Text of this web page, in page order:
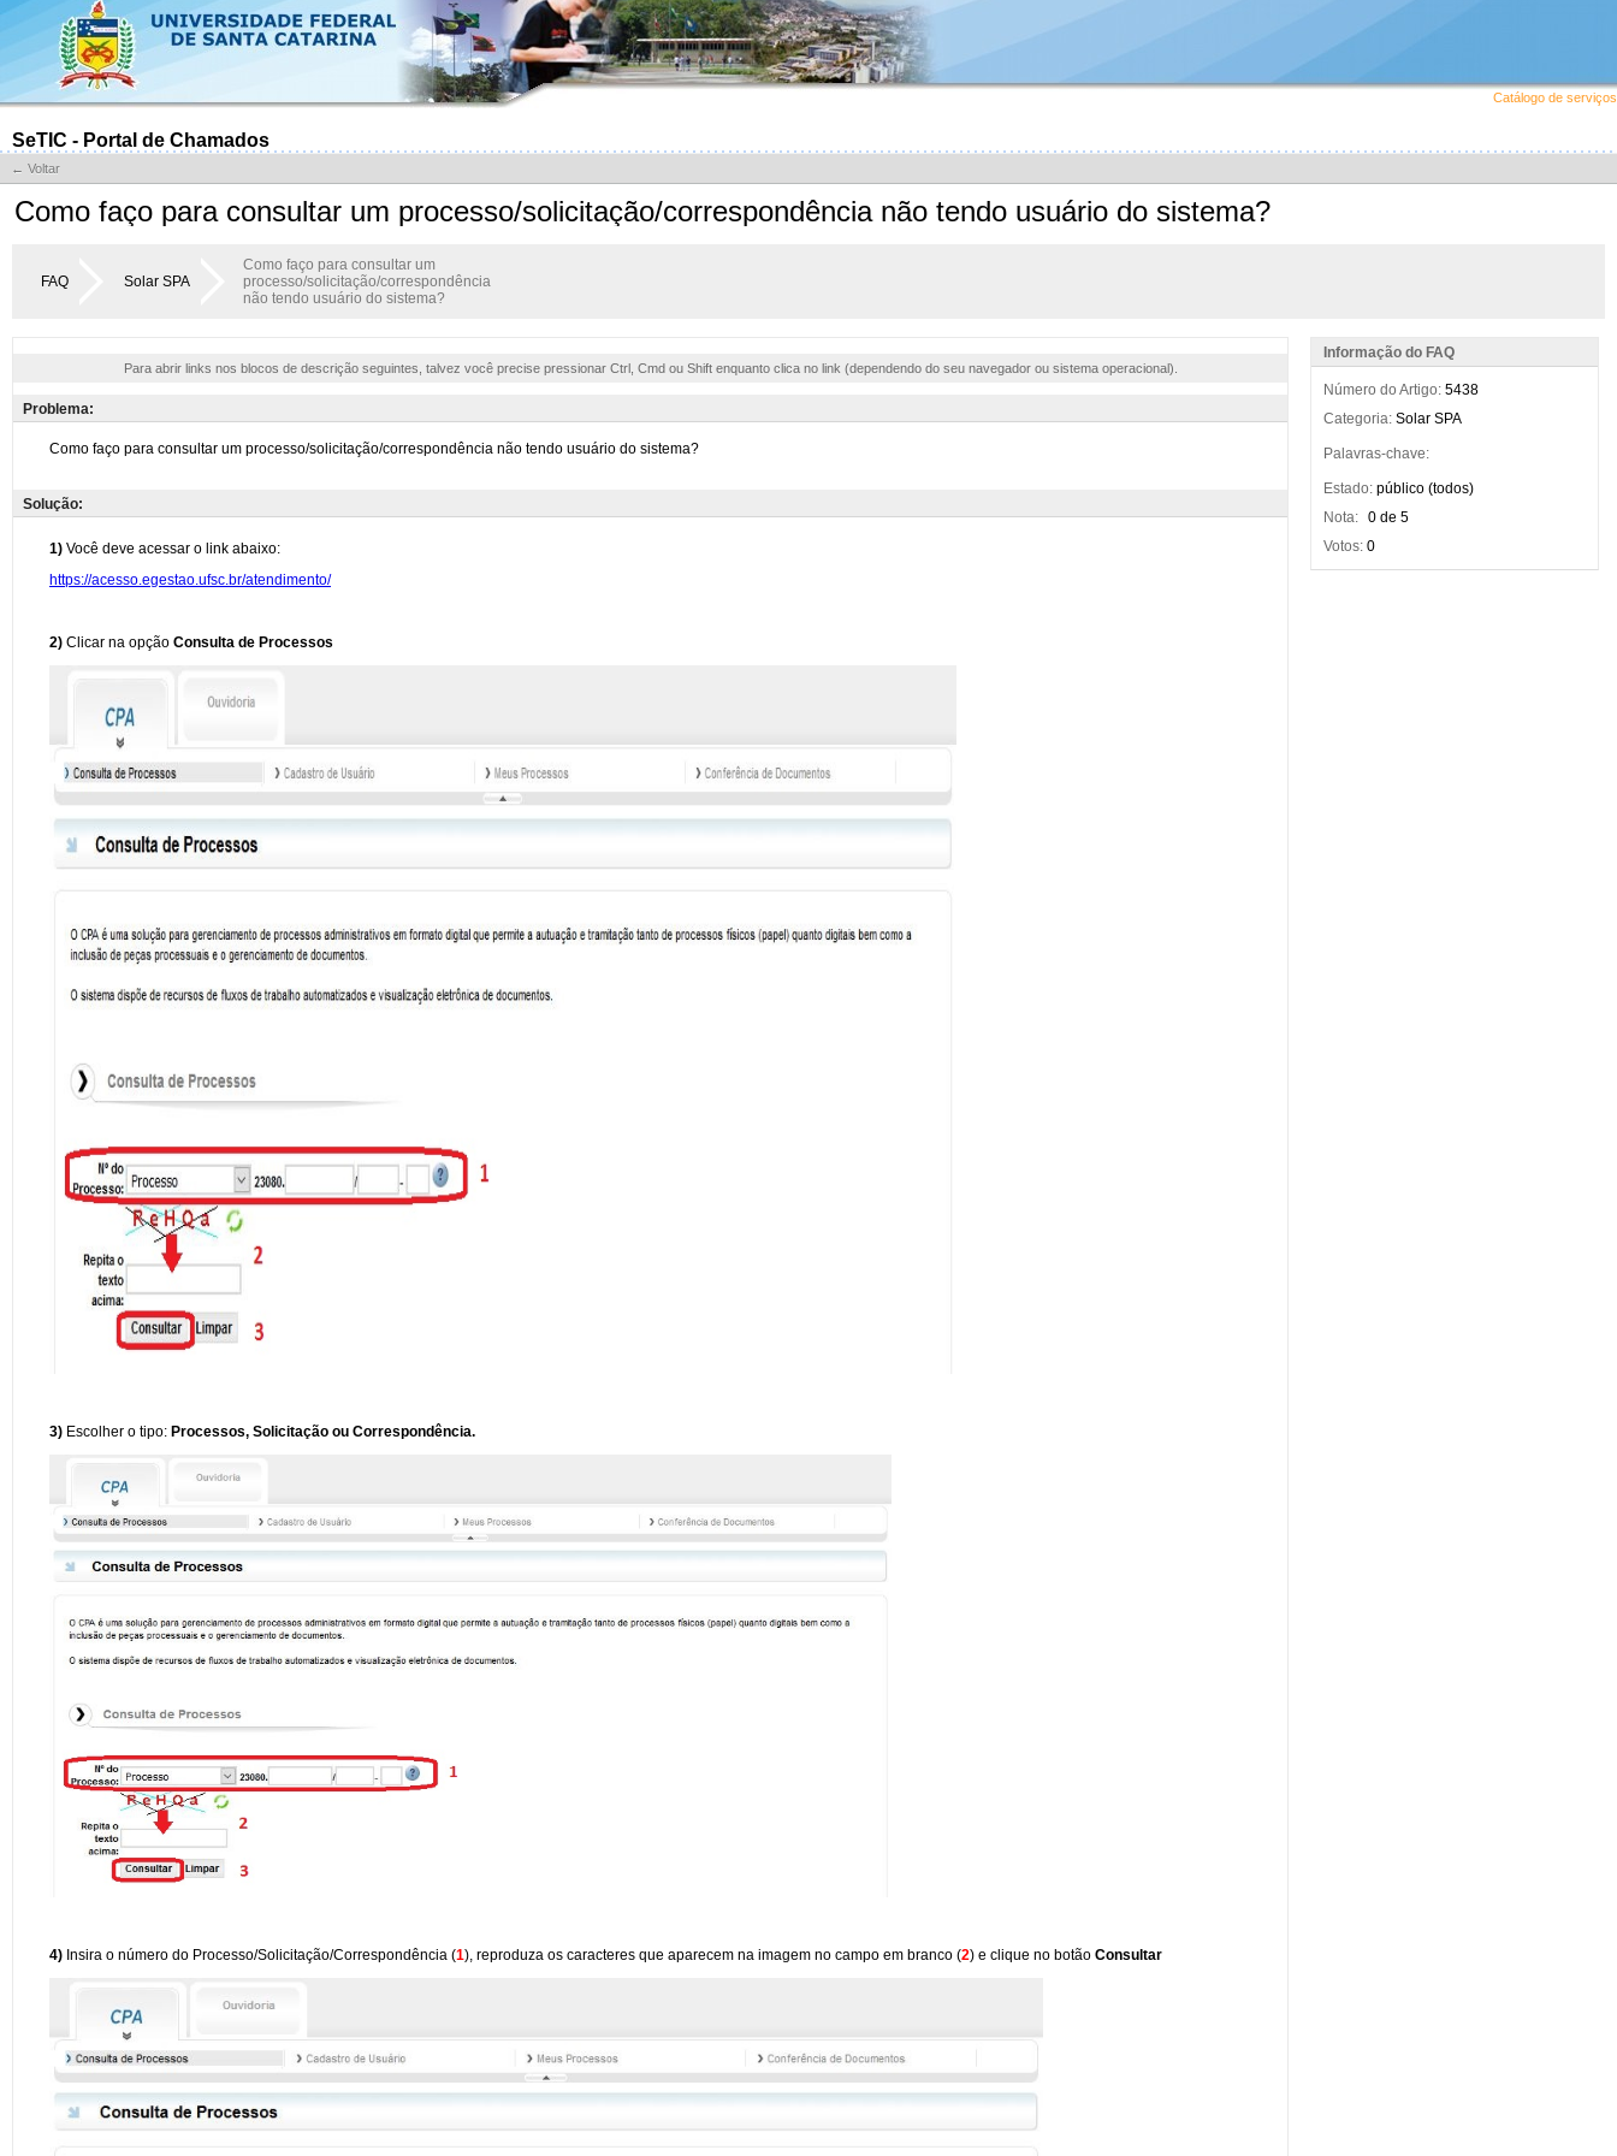
Catálogo de serviços
SeTIC - Portal de Chamados
← Voltar
Como faço para consultar um processo/solicitação/correspondência não tendo usuário do sistema?
FAQ Solar SPA
Como faço para consultar um
processo/solicitação/correspondência
não tendo usuário do sistema?
Para abrir links nos blocos de descrição seguintes, talvez você precise pressionar Ctrl, Cmd ou Shift enquanto clica no link (dependendo do seu navegador ou sistema operacional).
Problema:
Solução:
Informação do FAQ
Número do Artigo: 5438
Categoria: Solar SPA
Palavras-chave:
Estado: público (todos)
Nota: 0 de 5
Votos: 0